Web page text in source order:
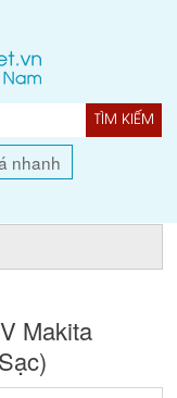
TÌM KIẾM
nhanh
Makita